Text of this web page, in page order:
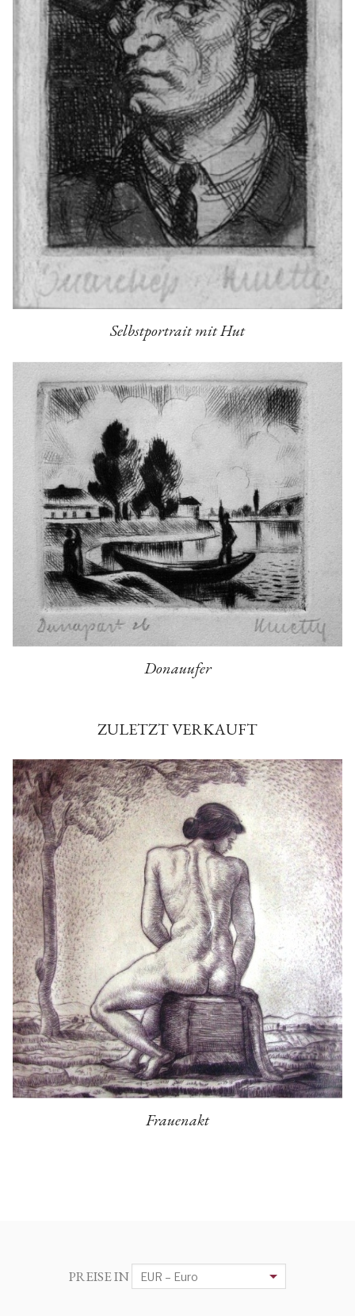
Selbstportrait mit Hut
Donauufer
ZULETZT VERKAUFT
Frauenakt
PREISE IN